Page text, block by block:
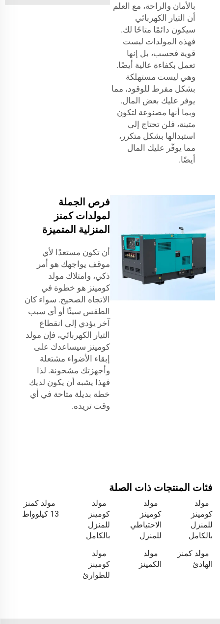
بالأمان والراحة، مع العلم
أن التيار الكهربائي
سيكون دائمًا متاحًا لك.
فهذه المولدات ليست
قوية فحسب، بل إنها
تعمل بكفاءة عالية أيضًا.
وهي ليست مستهلكة
بشكل مفرط للوقود، مما
يوفر عليك بعض المال.
وبما أنها مصنوعة لتكون
متينة، فلن تحتاج إلى
استبدالها بشكل متكرر،
مما يوفّر عليك المال
أيضًا.
فرص الجملة
لمولدات كمنز
المنزلية المتميزة
أن تكون مستعدًا لأي
موقف يواجهك هو أمر
ذكي، وامتلاك مولد
كومينز هو خطوة في
الاتجاه الصحيح. سواء كان
الطقس سيئًا أو أي سبب
آخر يؤدي إلى انقطاع
التيار الكهربائي، فإن مولد
كومينز سيساعدك على
إبقاء الأضواء مشتعلة
وأجهزتك مشحونة. لذا
فهذا يشبه أن يكون لديك
خطة بديلة متاحة في أي
وقت تريده.
فئات المنتجات ذات الصلة
مولد
كومينز
للمنزل
بالكامل
مولد
كومينز
الاحتياطي
للمنزل
مولد
كومينز
للمنزل
بالكامل
مولد كمنز
13 كيلوواط
مولد كمنز
الهادئ
مولد
الكمينز
مولد
كومينز
للطوارئ